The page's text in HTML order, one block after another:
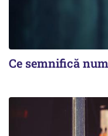
Ce semnifică